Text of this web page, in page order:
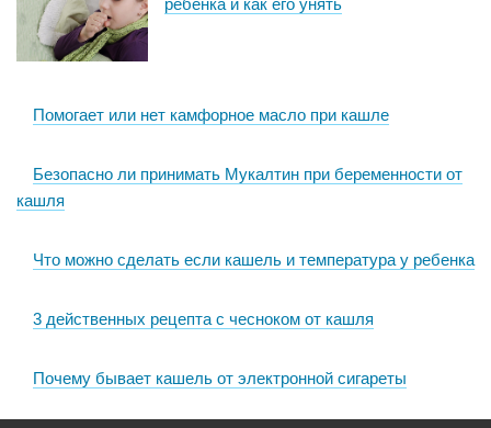
Помогает или нет камфорное масло при кашле
Безопасно ли принимать Мукалтин при беременности от
кашля
Что можно сделать если кашель и температура у ребенка
3 действенных рецепта с чесноком от кашля
Почему бывает кашель от электронной сигареты